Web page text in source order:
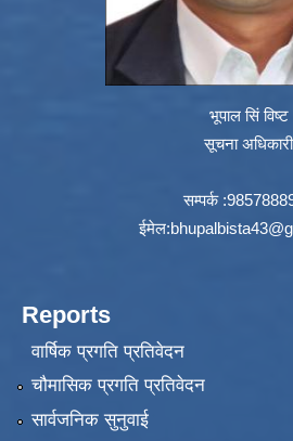
भूपाल सिं विष्ट
सूचना अधिकारी
सम्पर्क
ईमेल:
Reports
वार्षिक प्रगति प्रतिवेदन
चौमासिक प्रगति प्रतिवेदन
सार्वजनिक सुनुवाई